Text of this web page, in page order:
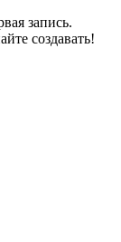
запись.
создавать!